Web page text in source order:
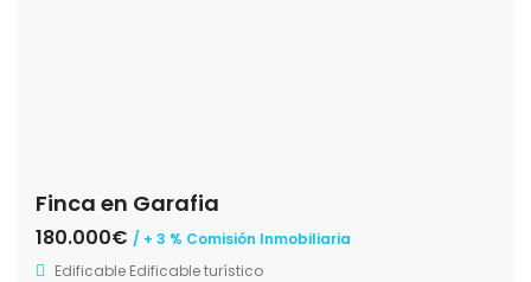
Finca en Garafia
180.000€ / + 3 % Comisión Inmobiliaria
Edificable Edificable turístico